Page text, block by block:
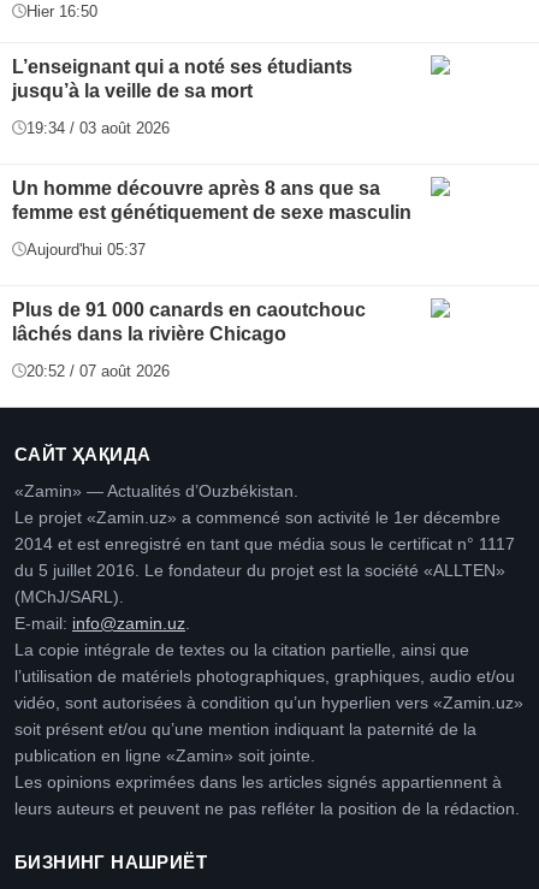
Hier 16:50
L’enseignant qui a noté ses étudiants
jusqu’à la veille de sa mort
19:34 / 03 août 2026
Un homme découvre après 8 ans que sa
femme est génétiquement de sexe masculin
Aujourd'hui 05:37
Plus de 91 000 canards en caoutchouc
lâchés dans la rivière Chicago
20:52 / 07 août 2026
САЙТ ҲАҚИДА
«Zamin» — Actualités d’Ouzbékistan.
Le projet «Zamin.uz» a commencé son activité le 1er décembre
2014 et est enregistré en tant que média sous le certificat n° 1117
du 5 juillet 2016. Le fondateur du projet est la société «ALLTEN»
(MChJ/SARL).
E-mail: info@zamin.uz
La copie intégrale de textes ou la citation partielle, ainsi que
l’utilisation de matériels photographiques, graphiques, audio et/ou
vidéo, sont autorisées à condition qu’un hyperlien vers «Zamin.uz»
soit présent et/ou qu’une mention indiquant la paternité de la
publication en ligne «Zamin» soit jointe.
Les opinions exprimées dans les articles signés appartiennent à
leurs auteurs et peuvent ne pas refléter la position de la rédaction.
БИЗНИНГ НАШРИЁТ